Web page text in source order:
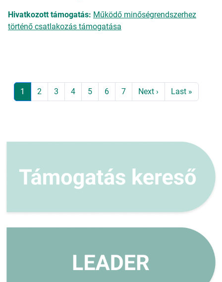
Hivatkozott támogatás: Működő minőségrendszerhez
történő csatlakozás támogatása
Oldalszámozás
Jelenlegi oldal
1 Page
2 Page
3 Page
4 Page
5 Page
6 Page
7 Következő oldal
Next › Utolsó oldal
Last »